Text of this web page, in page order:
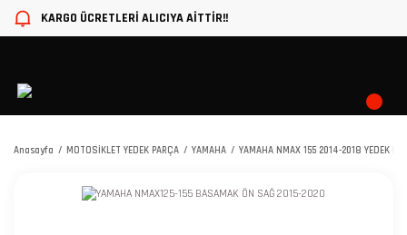
KARGO ÜCRETLERİ ALICIYA AİTTİR!!
Anasayfa MOTOSİKLET YEDEK PARÇA YAMAHA YAMAHA NMAX 155 2014-2018 YEDEK